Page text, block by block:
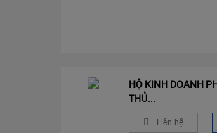
HỘ KINH DOANH
THỦ...
Liên hệ